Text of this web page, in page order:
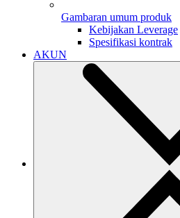
Gambaran umum produk
Kebijakan Leverage
Spesifikasi kontrak
AKUN